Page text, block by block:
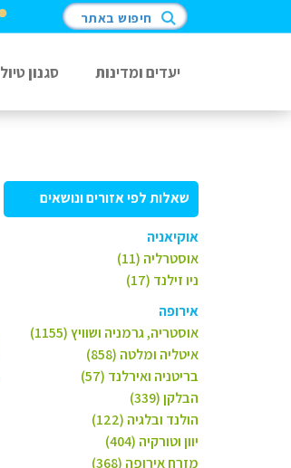
חיפוש באתר
יעדים ומדינות סגנון טיול
שאלות לפי אזורים ונושאים
אוקיאניה
אוסטרליה (11)
ניו זילנד (17)
אירופה
אוסטריה, גרמניה ושוויץ (1155)
איטליה ומלטה (858)
בריטניה ואירלנד (57)
הבלקן (339)
הולנד ובלגיה (122)
יוון וטורקיה (404)
מזרח אירופה (368)